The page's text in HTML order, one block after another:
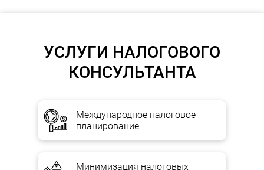
Виды Tax Due Diligence
УСЛУГИ НАЛОГОВОГО
КОНСУЛЬТАНТА
Международное налоговое
планирование
Минимизация налоговых